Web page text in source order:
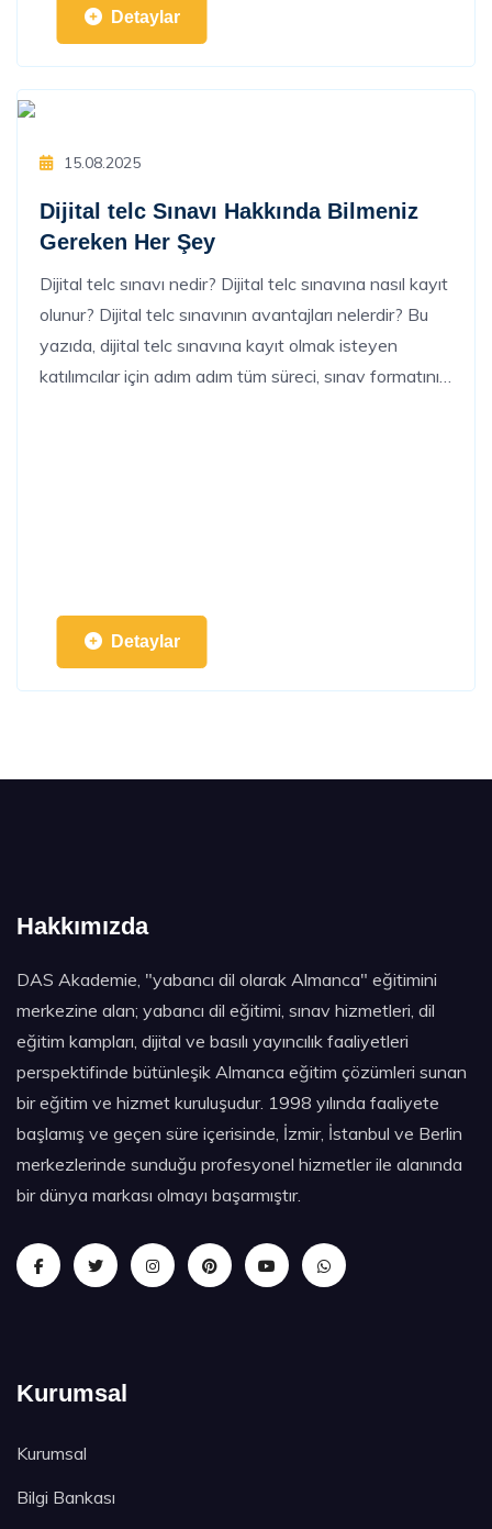
Detaylar
15.08.2025
Dijital telc Sınavı Hakkında Bilmeniz
Gereken Her Şey
Dijital telc sınavı nedir? Dijital telc sınavına nasıl kayıt
olunur? Dijital telc sınavının avantajları nelerdir? Bu
yazıda, dijital telc sınavına kayıt olmak isteyen
katılımcılar için adım adım tüm süreci, sınav formatını
Detaylar
Hakkımızda
DAS Akademie, "yabancı dil olarak Almanca" eğitimini
merkezine alan; yabancı dil eğitimi, sınav hizmetleri, dil
eğitim kampları, dijital ve basılı yayıncılık faaliyetleri
perspektifinde bütünleşik Almanca eğitim çözümleri sunan
bir eğitim ve hizmet kuruluşudur. 1998 yılında faaliyete
başlamış ve geçen süre içerisinde, İzmir, İstanbul ve Berlin
merkezlerinde sunduğu profesyonel hizmetler ile alanında
bir dünya markası olmayı başarmıştır.
Kurumsal
Kurumsal
Bilgi Bankası